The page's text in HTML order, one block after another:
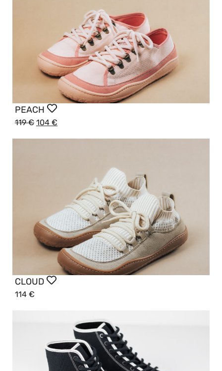
PEACH
119€ 104 €
CLOUD
114 €